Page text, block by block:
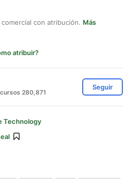
con atribución. Más
atribuir?
280,871
Seguir
Technology